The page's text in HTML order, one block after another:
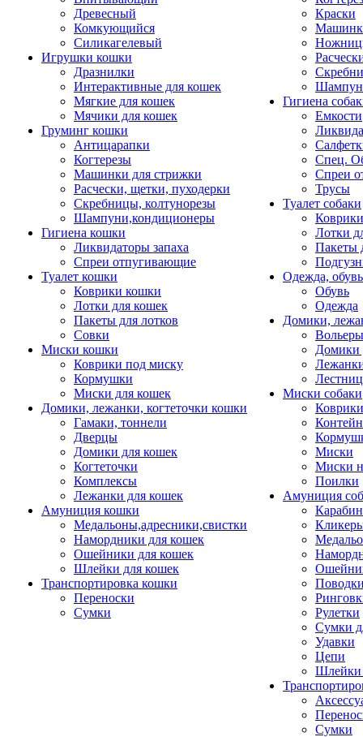
Древесный
Комкующийся
Силикагелевый
Игрушки кошки
Дразнилки
Интерактивные для кошек
Мягкие для кошек
Мячики для кошек
Груминг кошки
Антицарапки
Когтерезы
Машинки для стрижки
Расчески, щетки, пуходерки
Скребницы, колтунорезы
Шампуни,кондиционеры
Гигиена кошки
Ликвидаторы запаха
Спреи отпугивающие
Туалет кошки
Коврики кошки
Лотки для кошек
Пакеты для лотков
Совки
Миски кошки
Коврики под миску
Кормушки
Миски для кошек
Домики, лежанки, когтеточки кошки
Гамаки, тоннели
Дверцы
Домики для кошек
Когтеточки
Комплексы
Лежанки для кошек
Амуниция кошки
Медальоны,адресники,свистки
Намордники для кошек
Ошейники для кошек
Шлейки для кошек
Транспортировка кошки
Переноски
Сумки
Краски
Гигиена
Емкости
Спец.
Спреи
Трусы
Туалет собаки
Коврики
Лотки
Пакеты
Одежда, обувь
Обувь
Одежда
Домики,
Домики
Миски собаки
Миски
Миски
Поилки
Амуниция
Рулетки
Сумки
Удавки
Цепи
Шлейки
Сумки